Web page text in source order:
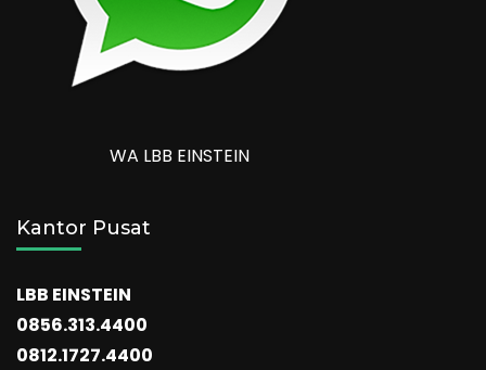
WA LBB EINSTEIN
Kantor Pusat
LBB EINSTEIN
0856.313.4400
0812.1727.4400